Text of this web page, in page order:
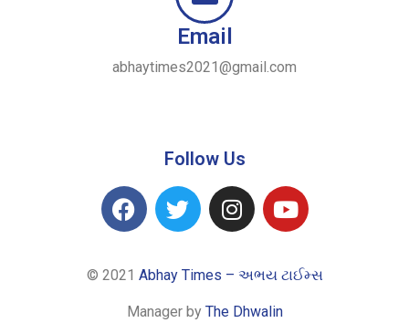
Email
abhaytimes2021@gmail.com
Follow Us
© 2021 Abhay Times – અભય ટાઈમ્સ
Manager by The Dhwalin